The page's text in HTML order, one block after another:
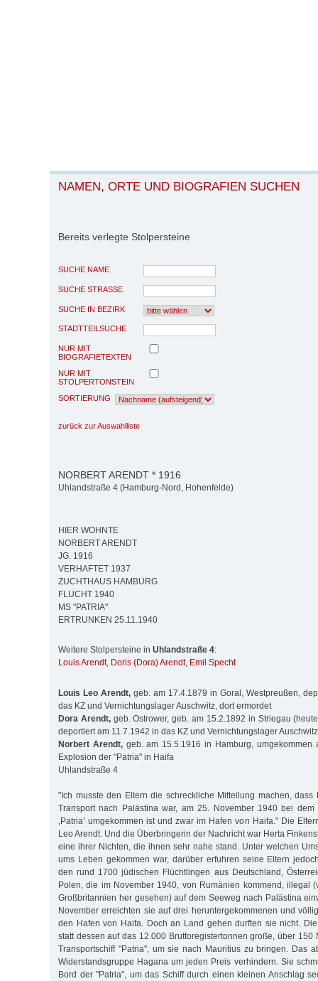
NAMEN, ORTE UND BIOGRAFIEN SUCHEN
Bereits verlegte Stolpersteine
SUCHE NAME
SUCHE STRASSE
SUCHE IN BEZIRK
STADTTEILSUCHE
NUR MIT
BIOGRAFIETEXTEN
NUR MIT
STOLPERTONSTEIN
SORTIERUNG
zurück zur Auswahlliste
NORBERT ARENDT * 1916
Uhlandstraße 4 (Hamburg-Nord, Hohenfelde)
HIER WOHNTE
NORBERT ARENDT
JG. 1916
VERHAFTET 1937
ZUCHTHAUS HAMBURG
FLUCHT 1940
MS "PATRIA"
ERTRUNKEN 25.11.1940
Weitere Stolpersteine in Uhlandstraße 4:
Louis Arendt, Doris (Dora) Arendt, Emil Specht
Louis Leo Arendt, geb. am 17.4.1879 in Goral, Westpreußen,
das KZ und Vernichtungslager Auschwitz, dort ermordet
Dora Arendt,geb. Ostrower, geb. am 15.2.1892 in Striegau
deportiert am 11.7.1942 in das KZ und Vernichtungslager
Norbert Arendt,geb. am 15.5.1916 in Hamburg, umgekommen
Explosion der "Patria" in Haifa
Uhlandstraße 4
"Ich musste den Eltern die schreckliche Mitteilung machen, dass
Transport nach Palästina war, am 25. November 1940 bei dem
‚Patria’ umgekommen ist und zwar im Hafen von Haifa." Die
Leo Arendt. Und die Überbringerin der Nachricht war Herta
eine ihrer Nichten, die ihnen sehr nahe stand. Unter welchen
ums Leben gekommen war, darüber erfuhren seine Eltern
den rund 1700 jüdischen Flüchtlingen aus Deutschland,
Polen, die im November 1940, von Rumänien kommend, illegal
Großbritannien her gesehen) auf dem Seeweg nach Palästina
November erreichten sie auf drei heruntergekommenen und
den Hafen von Haifa. Doch an Land gehen durften sie nicht.
statt dessen auf das 12.000 Bruttoregistertonnen große, über 150
Transportschiff "Patria", um sie nach Mauritius zu bringen. Das
Widerstandsgruppe Hagana um jeden Preis verhindern. Sie
Bord der "Patria", um das Schiff durch einen kleinen Anschlag